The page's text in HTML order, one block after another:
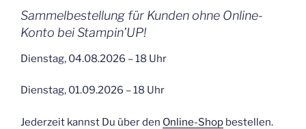
Sammelbestellung für Kunden ohne Online-
Konto bei Stampin’UP!
Dienstag, 04.08.2026 – 18 Uhr
Dienstag, 01.09.2026 – 18 Uhr
Jederzeit kannst Du über den Online-Shop bestellen.